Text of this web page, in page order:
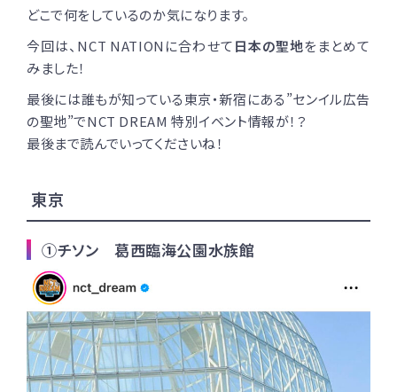
どこで何をしているのか気になります。
今回は、NCT NATIONに合わせて日本の聖地をまとめて
みました！
最後には誰もが知っている東京・新宿にある”センイル広告
の聖地”でNCT DREAM 特別イベント情報が！？
最後まで読んでいってくださいね！
東京
①チソン 葛西臨海公園水族館